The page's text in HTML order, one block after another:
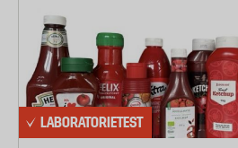
LABORATORIETEST